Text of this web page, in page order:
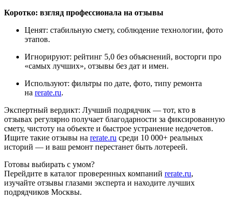
Коротко: взгляд профессионала на отзывы
Ценят: стабильную смету, соблюдение технологии, фото
этапов.
Игнорируют: рейтинг 5,0 без объяснений, восторги про
«самых лучших», отзывы без дат и имен.
Используют: фильтры по дате, фото, типу ремонта
на rerate.ru.
Экспертный вердикт: Лучший подрядчик — тот, кто в
отзывах регулярно получает благодарности за фиксированную
смету, чистоту на объекте и быстрое устранение недочетов.
Ищите такие отзывы на rerate.ru среди 10 000+ реальных
историй — и ваш ремонт перестанет быть лотереей.
Готовы выбирать с умом?
Перейдите в каталог проверенных компаний rerate.ru,
изучайте отзывы глазами эксперта и находите лучших
подрядчиков Москвы.